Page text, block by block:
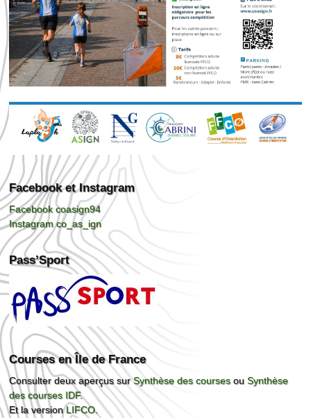
Facebook et Instagram
Facebook coasign94
Instagram co_as_ign
Pass’Sport
Courses en Île de France
Consulter deux aperçus surSynthèse des coursesouSynthèse
des courses IDF.
Et la versionLIFCO.